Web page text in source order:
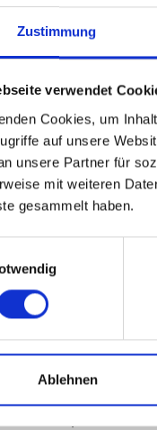
Zustimmung
verwendet
Cookies, um
auf unsere
unsere Partner für
mit weiteren
gesammelt haben.
Ablehnen
ARENA"
schließe deine
uns erhalten hast,
(Tür
beziehungsweise
Sie können die
können.
bei Verträgen
ist oder die
oder seine